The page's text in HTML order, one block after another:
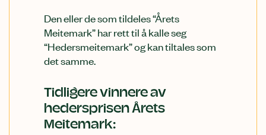
Den eller de som tildeles “Årets
Meitemark” har rett til å kalle seg
“Hedersmeitemark” og kan tiltales som
det samme.
Tidligere vinnere av
hedersprisen Årets
Meitemark: